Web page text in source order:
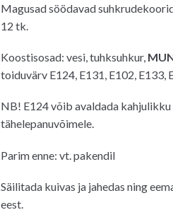
oli:
on:
Magusad söödavad
12 tk.
Koostisosad: vesi, tuhksuhkur,
toiduvärv E124, E131, E102, E133,
NB! E124 võib avaldada
tähelepanuvõimele.
Parim enne: vt. pakendil
Säilitada kuivas ja jahedas ning
eest.